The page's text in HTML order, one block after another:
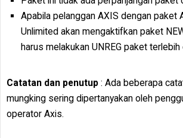
Apabila pelanggan AXIS dengan paket
Unlimited akan mengaktifkan paket
harus melakukan UNREG paket
Catatan dan penutup : Ada beberapa
mungking sering dipertanyakan oleh
operator Axis.